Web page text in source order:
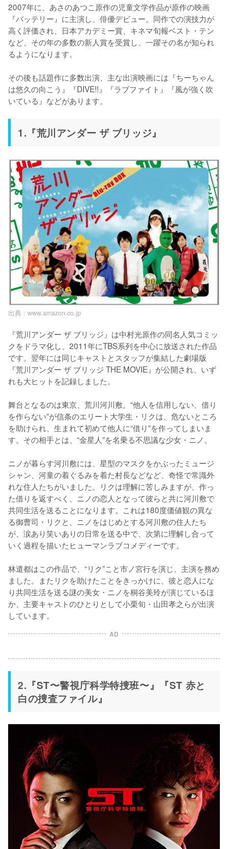
2007年に、あさのあつこ原作の児童文学作品が原作の映画
『バッテリー』に主演し、俳優デビュー。同作での演技力が
高く評価され、日本アカデミー賞、キネマ旬報ベスト・テン
など、その年の多数の新人賞を受賞し、一躍その名が知られ
るようになります。
その後も話題作に多数出演、主な出演映画には『ちーちゃん
は悠久の向こう』『DIVE!!』『ラブファイト』『風が強く吹
いている』などがあります。
1.『荒川アンダー ザ ブリッジ』
出典 : www.amazon.co.jp
『荒川アンダー ザ ブリッジ』は中村光原作の同名人気コミッ
クをドラマ化し、2011年にTBS系列を中心に放送された作品
です。翌年には同じキャストとスタッフが集結した劇場版
『荒川アンダー ザ ブリッジ THE MOVIE』が公開され、いず
れも大ヒットを記録しました。
舞台となるのは東京、荒川河川敷。“他人を信用しない、借り
を作らない”が信条のエリート大学生・リクは、危ないところ
を助けられ、生まれて初めて他人に“借り”を作ってしまいま
す。その相手とは、“金星人”を名乗る不思議な少女・ニノ。
ニノが暮らす河川敷には、星型のマスクをかぶったミュージ
シャン、河童の着ぐるみを着た村長などなど、奇怪で常識外
れな住人たちがいました。リクは理解に苦しみますが、作っ
た借りを返すべく、ニノの恋人となって彼らと共に河川敷で
共同生活を送ることになります。これは180度価値観の異な
る御曹司・リクと、ニノをはじめとする河川敷の住人たち
が、涙あり笑いありの日常を送る中で、次第に理解し合って
いく過程を描いたヒューマンラブコメディーです。
林遣都はこの作品で、“リク”こと市ノ宮行を演じ、主演を務め
ました。またリクを助けたことをきっかけに、彼と恋人にな
り共同生活を送る謎の美女・ニノを桐谷美玲が演じているほ
か、主要キャストのひとりとして小栗旬・山田孝之らが出演
しています。
AD
2.『ST〜警視庁科学特捜班〜』『ST 赤と
白の捜査ファイル』